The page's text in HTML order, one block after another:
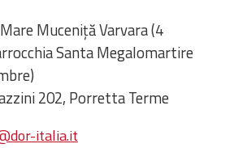
Protopopiate
Mănăstiri,
biserici și
Diaconii
Centre și
Muceniță Varvara (4
Santa Megalomartire
202, Porretta Terme
italia.it